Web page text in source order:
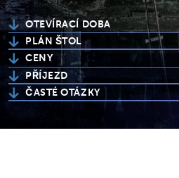
OTEVÍRACÍ DOBA
PLÁN ŠTOL
CENY
PŘÍJEZD
ČASTÉ OTÁZKY
OTEVÍRACÍ DOBA
PLÁN ŠTOL
CENY
PŘÍJEZD
ČASTÉ OTÁZKY